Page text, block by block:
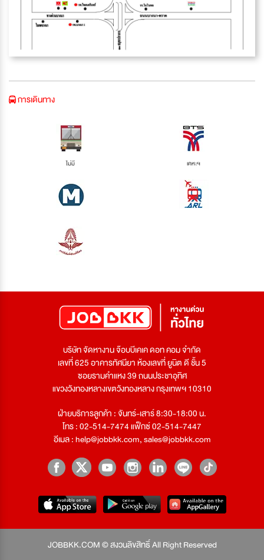
การเดินทาง
ไม่มี เคหะฯ
บริษัท จัดหางาน จ๊อบบีเคเค ดอท คอม จำกัด
เลขที่ 625 อาคารทัศนียา ห้องเลขที่ ยูนิต ดี ชั้น 5
ซอยรามคำแหง 39 ถนนประชาอุทิศ
แขวงวังทองหลางเขตวังทองหลาง กรุงเทพฯ 10310
ฝ่ายบริการลูกค้า : จันทร์-เสาร์ 8:30-18:00 น.
โทร : 02-514-7474 แฟ็กซ์ 02-514-7447
อีเมล :help@jobbkk.com,sales@jobbkk.com
JOBBKK.COM © สงวนลิขสิทธิ์ All Right Reserved